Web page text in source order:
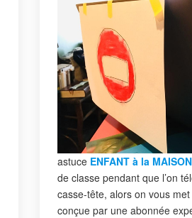
astuce ENFANT à la MAISON
de classe pendant que l’on
casse-tête, alors on vous
conçue par une abonnée